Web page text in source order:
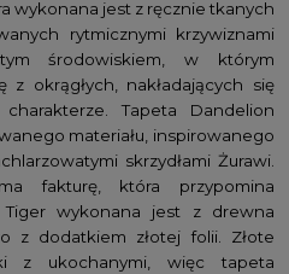
wykonana jest z ręcznie tkanych
rytmicznymi krzywiznami
środowiskiem, w którym
z okrągłych, nakładających się
Tapeta Dandelion
materiału, inspirowanego
skrzydłami Żurawi.
fakturę, która przypomina
Tiger wykonana jest z drewna
z dodatkiem złotej folii. Złote
z ukochanymi, więc tapeta